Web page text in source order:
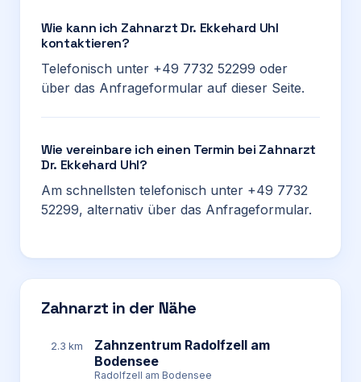
Wie kann ich Zahnarzt Dr. Ekkehard Uhl
kontaktieren?
Telefonisch unter +49 7732 52299 oder
über das Anfrageformular auf dieser Seite.
Wie vereinbare ich einen Termin bei Zahnarzt
Dr. Ekkehard Uhl?
Am schnellsten telefonisch unter +49 7732
52299, alternativ über das Anfrageformular.
Zahnarzt in der Nähe
2.3 km
Zahnzentrum Radolfzell am
Bodensee
Radolfzell am Bodensee